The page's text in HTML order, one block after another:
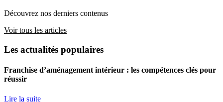
Découvrez nos derniers contenus
Voir tous les articles
Les actualités populaires
Franchise d’aménagement intérieur : les compétences clés pour
réussir
Lire la suite